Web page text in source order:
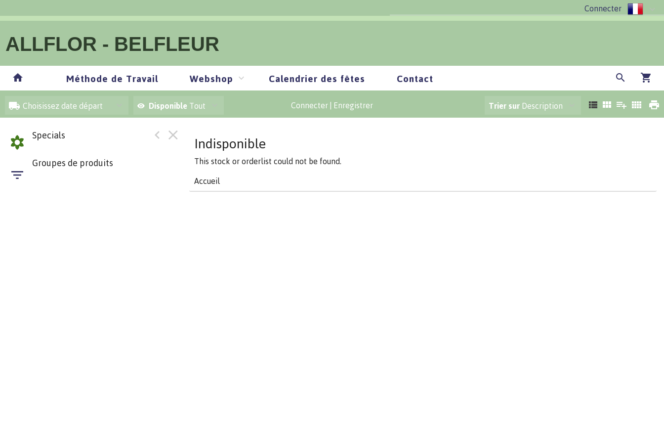
Connecter
ALLFLOR - BELFLEUR
Méthode de Travail Webshop Calendrier des fêtes Contact
Choisissez date départ Disponible Tout Connecter Enregistrer Trier sur Description
Specials
Groupes de produits
Indisponible
This stock or orderlist could not be found.
Accueil